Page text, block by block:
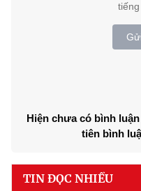
tiếng
Hiện chưa có bình
tiên bình
TIN ĐỌC NHIỀU